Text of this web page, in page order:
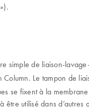
simple de liaison-
Le tampon de
se fixent à la
être utilisé dans d’autres